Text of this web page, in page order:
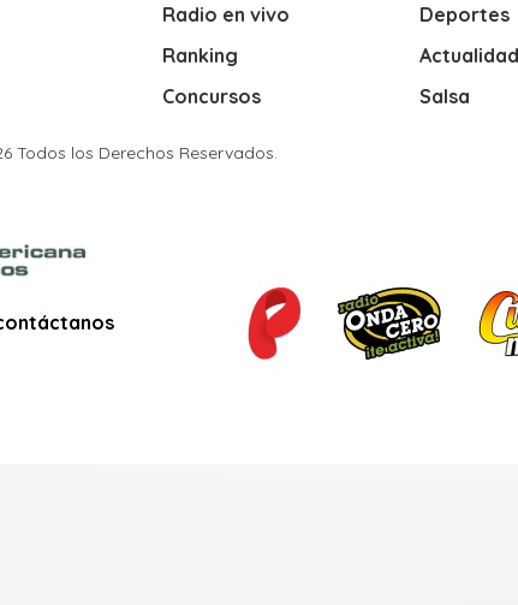
Radio en vivo
Ranking
Concursos
Deportes
Actualidad
Salsa
Todos los Derechos Reservados.